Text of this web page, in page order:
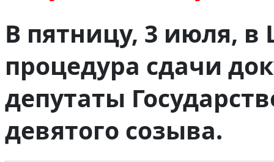
В пятницу, 3 июля,
процедура сдачи
депутаты
девятого созыва.